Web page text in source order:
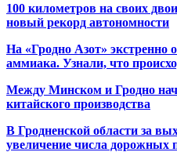
100 километров на своих
новый рекорд автономности
На «Гродно Азот» экстренно
аммиака. Узнали, что
Между Минском и Гродно
китайского производства
В Гродненской области за
увеличение числа дорожных